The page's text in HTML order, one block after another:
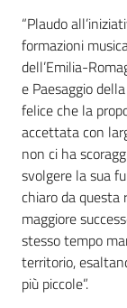
“Plaudo
formazioni
dell’Emilia-
e Paesaggio
felice che la
accettata con
non ci ha
svolgere la sua
chiaro da questa
maggiore
stesso tempo
territorio,
più piccole”.